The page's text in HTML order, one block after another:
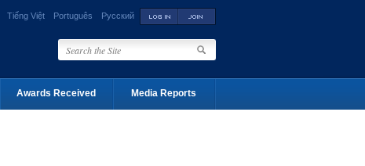
Tiếng Việt Português Русский
Awards Received Media Reports